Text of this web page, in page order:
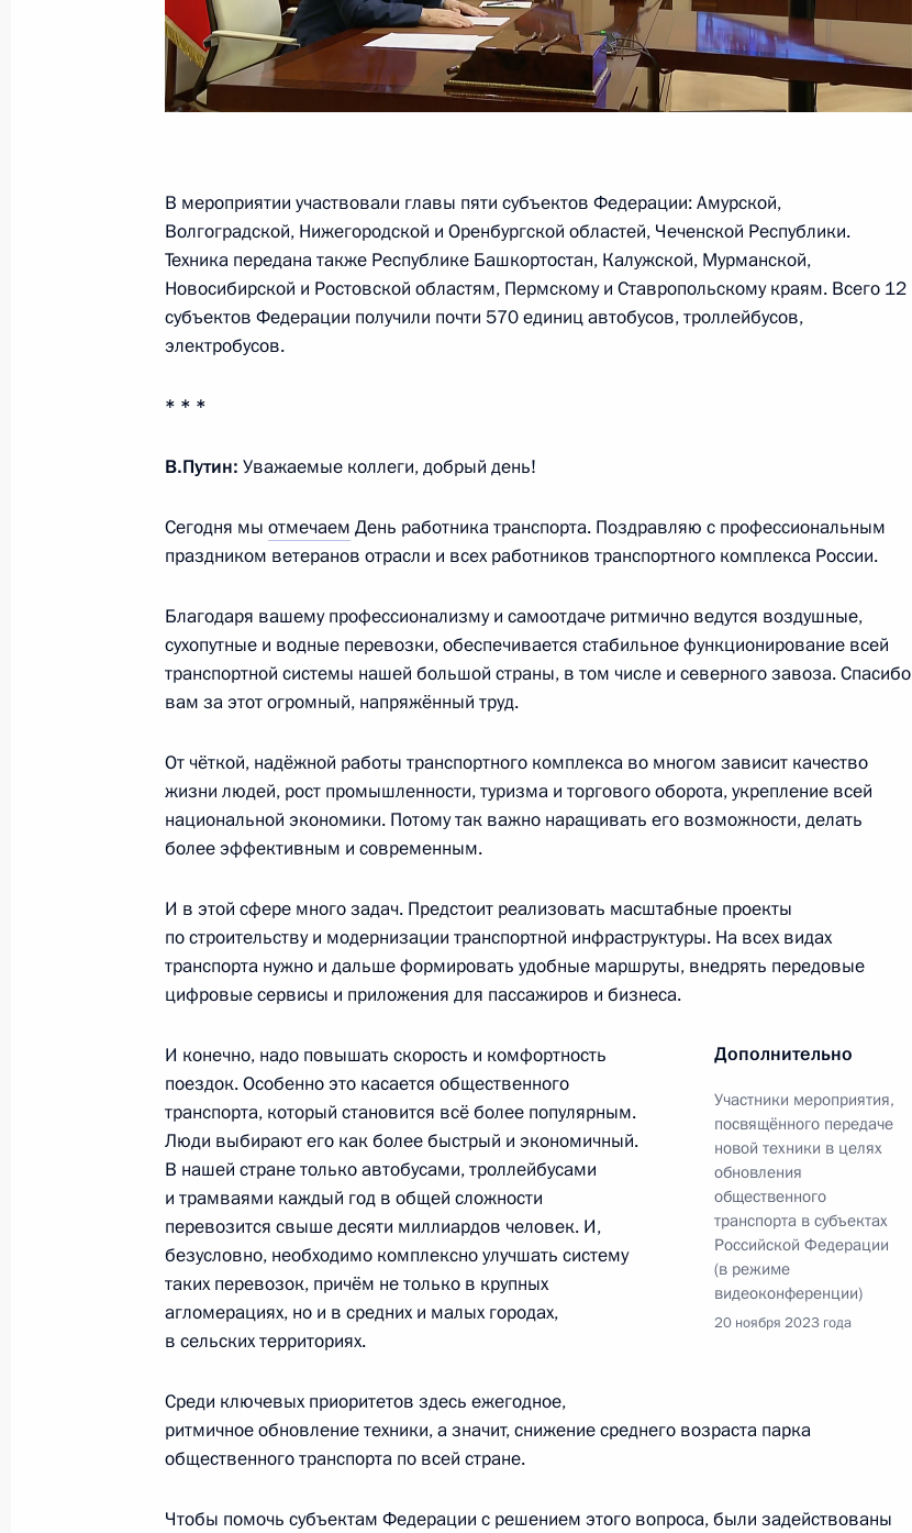
14 апреля 2025 года, 18:40
Совещание с членами Правительства
Президент дал поручения по организации спасательных работ
в Керченском проливе
15 декабря 2024 года, 16:15
Совещание с членами Правительства
Виталий Савельев назначен спецпредставителем Президента
Юг»
25 ноября 2024 года, 19:00
Совещание с членами Правительства
10 июля 2024 года, 17:05
Российской Федерации и директоров служб
14 мая 2024 года, 21:25
Запуск строительства ВСМ Москва – Санкт-Петербург и седьмого
энергоблока Ленинградской АЭС
14 марта 2024 года, 15:55
Совещание по вопросам социально-экономического развития
Чувашской Республики
22 февраля 2024 года, 20:30
Совещание по строительству высокоскоростной
железнодорожной магистрали Москва – Санкт-Петербург
15 февраля 2024 года, 22:00
В мероприятии участвовали главы пяти субъектов Федерации: Амурской,
Волгоградской, Нижегородской и Оренбургской областей, Чеченской Республики.
Техника передана также Республике Башкортостан, Калужской, Мурманской,
Новосибирской и Ростовской областям, Пермскому и Ставропольскому краям. Всего 12
субъектов Федерации получили почти 570 единиц автобусов, троллейбусов,
электробусов.
* * *
В.Путин: Уважаемые коллеги, добрый день!
Сегодня мы отмечаем День работника транспорта. Поздравляю с профессиональным
праздником ветеранов отрасли и всех работников транспортного комплекса России.
Благодаря вашему профессионализму и самоотдаче ритмично ведутся воздушные,
сухопутные и водные перевозки, обеспечивается стабильное функционирование всей
транспортной системы нашей большой страны, в том числе и северного завоза. Спасибо
вам за этот огромный, напряжённый труд.
От чёткой, надёжной работы транспортного комплекса во многом зависит качество
жизни людей, рост промышленности, туризма и торгового оборота, укрепление всей
национальной экономики. Потому так важно наращивать его возможности, делать
более эффективным и современным.
И в этой сфере много задач. Предстоит реализовать масштабные проекты
по строительству и модернизации транспортной инфраструктуры. На всех видах
транспорта нужно и дальше формировать удобные маршруты, внедрять передовые
цифровые сервисы и приложения для пассажиров и бизнеса.
Дополнительно
Участники мероприятия,
посвящённого передаче
новой техники в целях
обновления
общественного
транспорта в субъектах
Российской Федерации
(в режиме
видеоконференции)
20 ноября 2023 года
И конечно, надо повышать скорость и комфортность
поездок. Особенно это касается общественного
транспорта, который становится всё более популярным.
Люди выбирают его как более быстрый и экономичный.
В нашей стране только автобусами, троллейбусами
и трамваями каждый год в общей сложности
перевозится свыше десяти миллиардов человек. И,
безусловно, необходимо комплексно улучшать систему
таких перевозок, причём не только в крупных
агломерациях, но и в средних и малых городах,
в сельских территориях.
Среди ключевых приоритетов здесь ежегодное,
ритмичное обновление техники, а значит, снижение среднего возраста парка
общественного транспорта по всей стране.
Чтобы помочь субъектам Федерации с решением этого вопроса, были задействованы